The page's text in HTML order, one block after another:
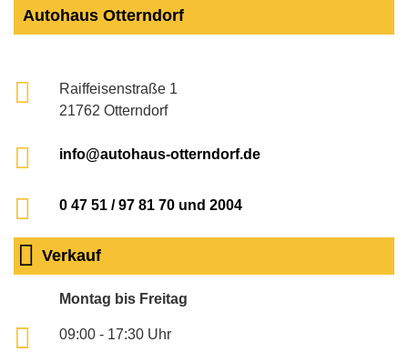
Autohaus Otterndorf
Raiffeisenstraße 1
21762 Otterndorf
info@autohaus-otterndorf.de
0 47 51 / 97 81 70 und 2004
Verkauf
Montag bis Freitag
09:00 - 17:30 Uhr